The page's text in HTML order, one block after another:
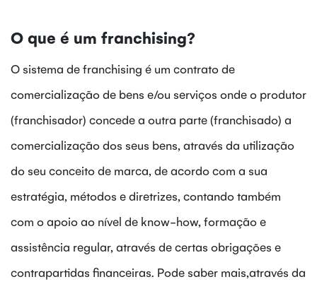
O que é um franchising?
O sistema de franchising é um contrato de
comercialização de bens e/ou serviços onde o produtor
(franchisador) concede a outra parte (franchisado) a
comercialização dos seus bens, através da utilização
do seu conceito de marca, de acordo com a sua
estratégia, métodos e diretrizes, contando também
com o apoio ao nível de know-how, formação e
assistência regular, através de certas obrigações e
contrapartidas financeiras. Pode saber mais,através da